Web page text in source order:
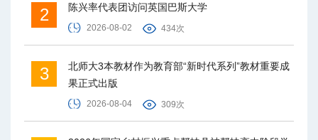
2 陈兴率代表团访问英国巴斯大学
2026-08-02 434次
3
北师大3本教材作为教育部“新时代系列”教材重要成
果正式出版
2026-08-04 309次